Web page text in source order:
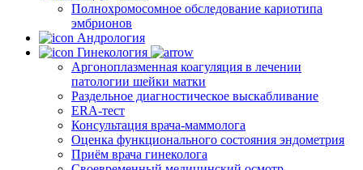
Полнохромосомное обследование кариотипа
эмбрионов
Андрология
Гинекология
Аргоноплазменная коагуляция в лечении
патологии шейки матки
Раздельное диагностическое выскабливание
ERA-тест
Консультация врача-маммолога
Оценка функционального состояния эндометрия
Приём врача гинеколога